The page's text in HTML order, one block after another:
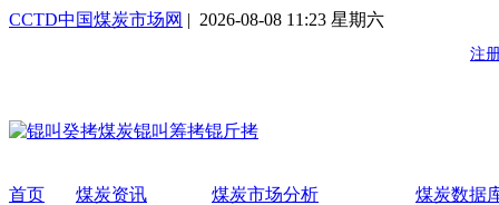
CCTD中国煤炭市场网 | 2026-08-08 11:23 星期六
首页 煤炭资讯 煤炭市场分析
煤炭数据